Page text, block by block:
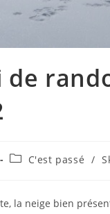
de
C'est passé /
la neige bien